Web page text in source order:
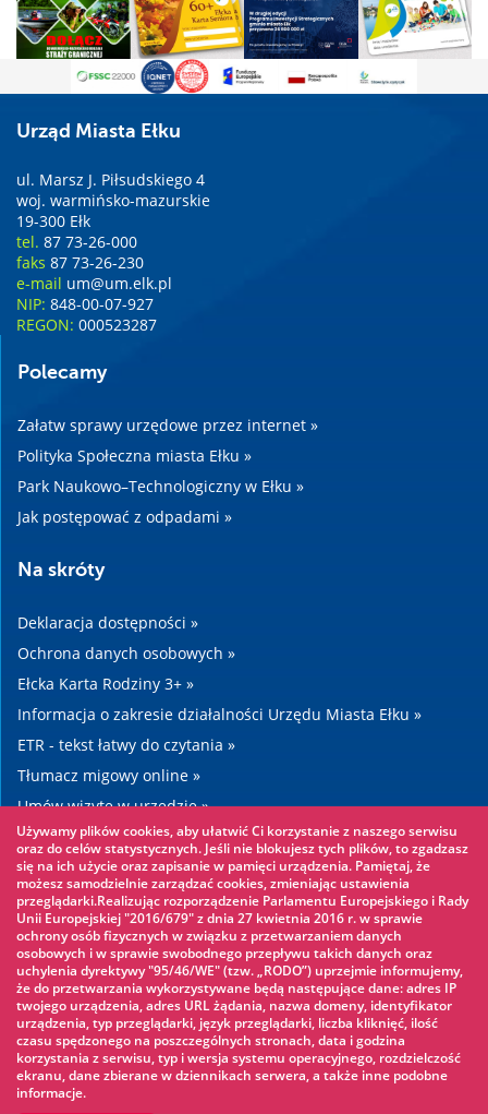
Urząd Miasta Ełku
ul. Marsz J. Piłsudskiego 4
woj. warmińsko-mazurskie
19-300 Ełk
tel. 87 73-26-000
faks 87 73-26-230
e-mail um@um.elk.pl
NIP: 848-00-07-927
REGON: 000523287
Polecamy
Załatw sprawy urzędowe przez internet »
Polityka Społeczna miasta Ełku »
Park Naukowo–Technologiczny w Ełku »
Jak postępować z odpadami »
Na skróty
Deklaracja dostępności »
Ochrona danych osobowych »
Ełcka Karta Rodziny 3+ »
Informacja o zakresie działalności Urzędu Miasta Ełku »
ETR - tekst łatwy do czytania »
Tłumacz migowy online »
Umów wizytę w urzędzie »
Drogi »
Warto zobaczyć
Park linowy »
Park Wodny »
Lodowisko »
KINOECK »
Muzeum »
Używamy plików cookies, aby ułatwić Ci korzystanie z naszego serwisu
oraz do celów statystycznych. Jeśli nie blokujesz tych plików, to zgadzasz
się na ich użycie oraz zapisanie w pamięci urządzenia. Pamiętaj, że
możesz samodzielnie zarządzać cookies, zmieniając ustawienia
przeglądarki.Realizując rozporządzenie Parlamentu Europejskiego i Rady
Unii Europejskiej "2016/679" z dnia 27 kwietnia 2016 r. w sprawie
ochrony osób fizycznych w związku z przetwarzaniem danych
osobowych i w sprawie swobodnego przepływu takich danych oraz
uchylenia dyrektywy "95/46/WE" (tzw. „RODO”) uprzejmie informujemy,
że do przetwarzania wykorzystywane będą następujące dane: adres IP
twojego urządzenia, adres URL żądania, nazwa domeny, identyfikator
urządzenia, typ przeglądarki, język przeglądarki, liczba kliknięć, ilość
czasu spędzonego na poszczególnych stronach, data i godzina
korzystania z serwisu, typ i wersja systemu operacyjnego, rozdzielczość
ekranu, dane zbierane w dziennikach serwera, a także inne podobne
informacje.